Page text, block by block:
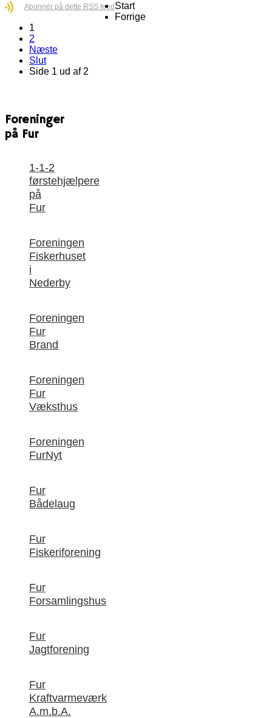
Abonnér på dette RSS feed Start
Forrige
1
2
Næste
Slut
Side 1 ud af 2
Foreninger
på Fur
1-1-2
førstehjælpere
på
Fur
Foreningen
Fiskerhuset
i
Nederby
Foreningen
Fur
Brand
Foreningen
Fur
Væksthus
Foreningen
FurNyt
Fur
Bådelaug
Fur
Fiskeriforening
Fur
Forsamlingshus
Fur
Jagtforening
Fur
Kraftvarmeværk
A.m.b.A.